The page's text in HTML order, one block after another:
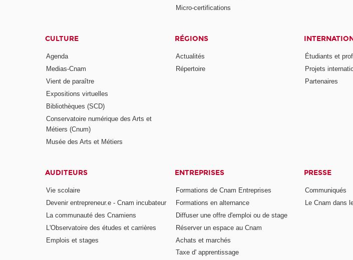
Micro-certifications
CULTURE
Agenda
Medias-Cnam
Vient de paraître
Expositions virtuelles
Bibliothèques (SCD)
Conservatoire numérique des Arts et
Métiers (Cnum)
Musée des Arts et Métiers
RÉGIONS
Actualités
Répertoire
Étudiants et
Projets
Partenaires
AUDITEURS
Vie scolaire
Devenir entrepreneur.e - Cnam incubateur
La communauté des Cnamiens
L'Observatoire des études et carrières
Emplois et stages
ENTREPRISES
Formations de Cnam Entreprises
Formations en alternance
Diffuser une offre d'emploi ou de stage
Réserver un espace au Cnam
Achats et marchés
Taxe d' apprentissage
PRESSE
Communiqués
Le Cnam dans